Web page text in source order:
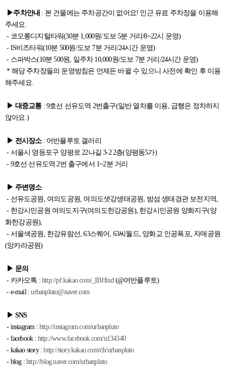
▶주차안내 : 본 건물에는 주차공간이 없어요! 인근 유료 주차장을 이용해
주세요.
- 코오롱디지털타워(30분 1,000원/도보 5분 거리/8~22시 운영)
- IS비즈타워(10분 500원/도보 7분 거리/24시간 운영)
- 스파박스(10분 500원, 일주차 10,000원/도보 7분 거리/24시간 운영)
* 해당 주차장들의 운영방침은 언제든 바뀔 수 있으니 사전에 확인 후 이용
해주세요.
▶ 대중교통: 9호선 선유도역 2번출구(일반 열차를 이용, 급행은 정차하지
않아요.)
▶ 전시장소: 어반플루토 갤러리
- 서울시 영등포구 양평로 22나길 3-2 2층(양평동5가)
- 9호선 선유도역 2번 출구에서 1~2분 거리
▶ 주변명소
- 선유도공원, 여의도공원, 여의도샛강생태공원, 밤섬 생태경관 보전지역,
- 한강시민공원 여의도지구(여의도한강공원), 한강시민공원 양화지구(양
화한강공원),
- 서울색공원, 한강유람선, 63스퀘어, 63씨월드, 양화교 인공폭포, 자매공원
(앙카라공원)
▶ 문의
- 카카오톡 : http://pf.kakao.com/_IBHixd(@어반플루토)
- e-mail :urbanpluto@naver.com
▶ SNS
- instagram : http://instagram.com/urbanpluto
- facebook : http://www.facebook.com/u134340
- kakao story :http://story.kakao.com/ch/urbanpluto
- blog :http://blog.naver.com/urbanpluto